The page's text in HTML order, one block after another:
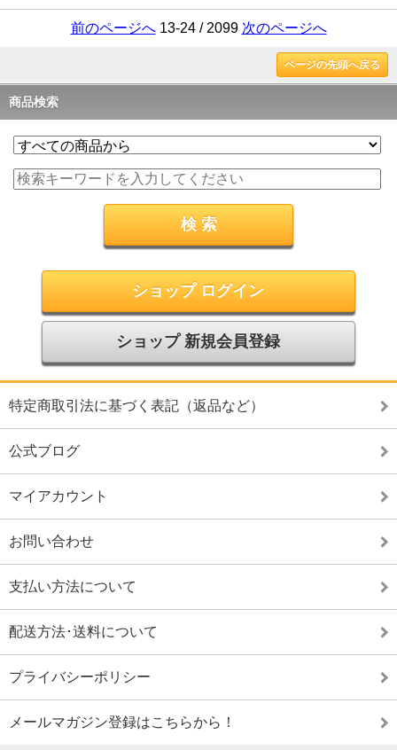
前のページへ13-24 / 2099 次のページへ
ページの先頭へ戻る
商品検索
ショップ ログイン
ショップ 新規会員登録
特定商取引法に基づく表記（返品など）
公式ブログ
マイアカウント
お問い合わせ
支払い方法について
配送方法･送料について
プライバシーポリシー
メールマガジン登録はこちらから！